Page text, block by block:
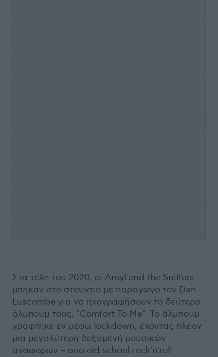
Στα τέλη του 2020, οι Amyl and the Sniffers
μπήκαν στο στούντιο με παραγωγό τον Dan
Luscombe για να ηχογραφήσουν το δεύτερο
άλμπουμ τους, "Comfort To Me". Το άλμπουμ
γράφτηκε εν μέσω lockdown, έχοντας πλέον
μια μεγαλύτερη δεξαμενή μουσικών
αναφορών – από old school rock'n'roll